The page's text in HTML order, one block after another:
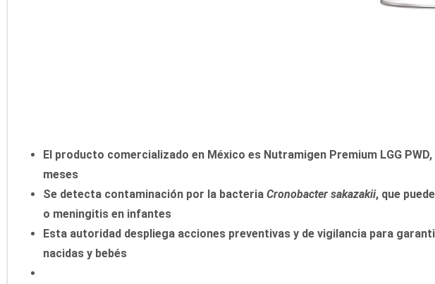
El producto comercializado en México es Nutramigen Premium LGG
meses
Se detecta contaminación por la bacteria Cronobacter sakazakii, que
o meningitis en infantes
Esta autoridad despliega acciones preventivas y de vigilancia para
nacidas y bebés